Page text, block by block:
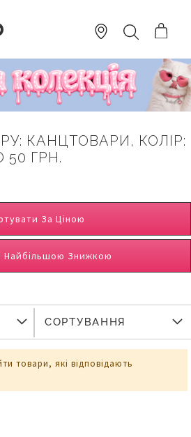
ПОШУК
КАНЦТОВАРИ, КОЛІР:
50 ГРН.
За Ціною
Найбільшою Знижкою
товари, які відповідають
СОРТУВАННЯ